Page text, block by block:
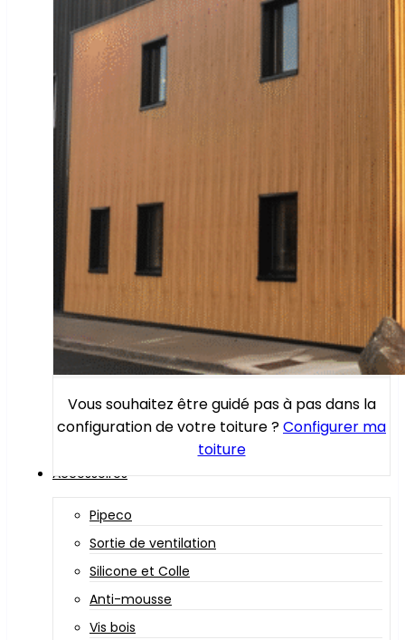
Vous souhaitez être guidé pas à pas dans la
configuration de votre toiture ?Configurer ma
toiture
Accessoires
Pipeco
Sortie de ventilation
Silicone et Colle
Anti-mousse
Vis bois